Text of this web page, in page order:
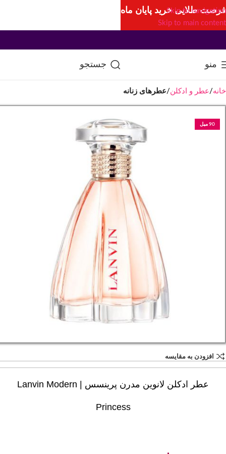
Skip to navigation
Skip to main content
منو جستجو
خانه عطر و ادکلن عطرهای زنانه
90 میل
افزودن به مقایسه
عطر ادکلن لانوین مدرن پرینسس | Lanvin Modern
Princess
فرصت طلایی خرید پایان ماه